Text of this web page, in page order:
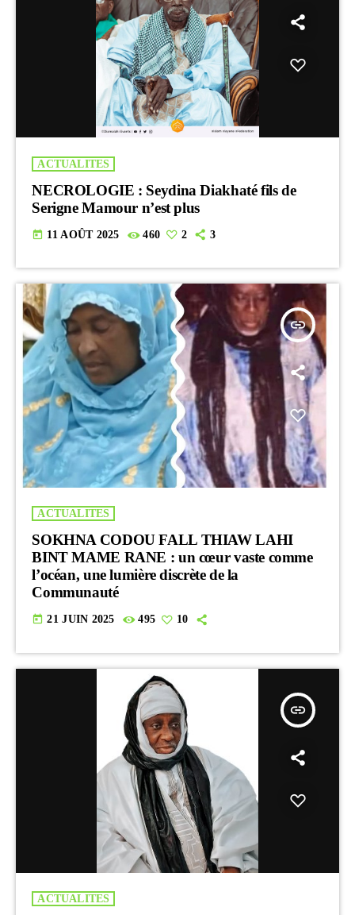
ACTUALITES
NECROLOGIE : Seydina Diakhaté fils de
Serigne Mamour n’est plus
today 11 AOÛT 2025 460 2 3
insert_link
ACTUALITES
SOKHNA CODOU FALL THIAW LAHI
BINT MAME RANE : un cœur vaste comme
l’océan, une lumière discrète de la
Communauté
today 21 JUIN 2025 495 10
insert_link
ACTUALITES